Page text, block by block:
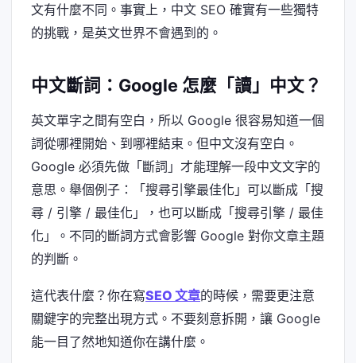
文有什麼不同。事實上，中文 SEO 確實有一些獨特
的挑戰，是英文世界不會遇到的。
中文斷詞：Google 怎麼「讀」中文？
英文單字之間有空白，所以 Google 很容易知道一個
詞從哪裡開始、到哪裡結束。但中文沒有空白。
Google 必須先做「斷詞」才能理解一段中文文字的
意思。舉個例子：「搜尋引擎最佳化」可以斷成「搜
尋 / 引擎 / 最佳化」，也可以斷成「搜尋引擎 / 最佳
化」。不同的斷詞方式會影響 Google 對你文章主題
的判斷。
這代表什麼？你在寫SEO 文章的時候，需要更注意
關鍵字的完整出現方式。不要刻意拆開，讓 Google
能一目了然地知道你在講什麼。